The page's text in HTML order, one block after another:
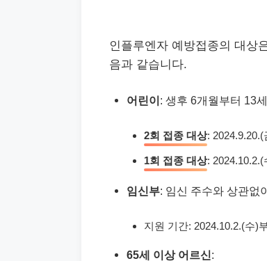
인플루엔자 예방접종의 대상
음과 같습니다.
어린이: 생후 6개월부터 13
2회 접종 대상:
1회 접종 대상:
임신부: 임신 주수와 상관없
지원 기간: 2024.10.2.(수)
65세 이상 어르신: